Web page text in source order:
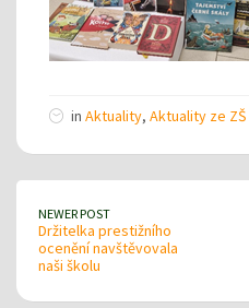
in Aktuality, Aktuality ze ZŠ
NEWER POST
Držitelka prestižního
ocenění navštěvovala
naši školu